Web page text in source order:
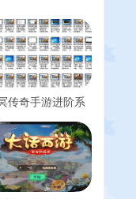
传奇手游进阶系
入门到大神